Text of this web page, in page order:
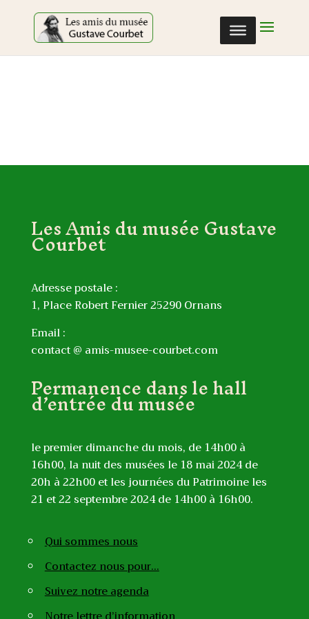
Les Amis du musée Gustave
Courbet
Adresse postale :
1, Place Robert Fernier 25290 Ornans
Email :
contact @ amis-musee-courbet.com
Permanence dans le hall
d’entrée du musée
le premier dimanche du mois, de 14h00 à
16h00, la nuit des musées le 18 mai 2024 de
20h à 22h00 et les journées du Patrimoine les
21 et 22 septembre 2024 de 14h00 à 16h00.
Qui sommes nous
Contactez nous pour…
Suivez notre agenda